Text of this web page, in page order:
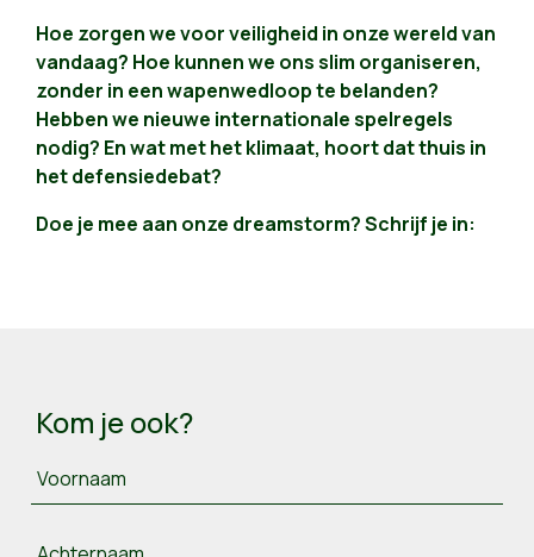
Hoe zorgen we voor veiligheid in onze wereld van
vandaag? Hoe kunnen we ons slim organiseren,
zonder in een wapenwedloop te belanden?
Hebben we nieuwe internationale spelregels
nodig? En wat met het klimaat, hoort dat thuis in
het defensiedebat?
Doe je mee aan onze dreamstorm? Schrijf je in:
Kom je ook?
Voornaam